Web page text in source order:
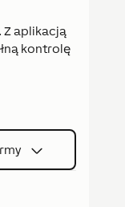
Z aplikacją
kontrolę